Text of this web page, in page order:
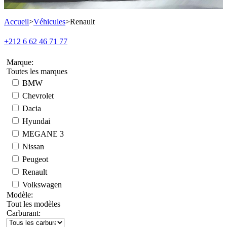
Accueil>Véhicules>Renault
+212 6 62 46 71 77
Marque:
Toutes les marques
BMW
Chevrolet
Dacia
Hyundai
MEGANE 3
Nissan
Peugeot
Renault
Volkswagen
Modèle:
Tout les modèles
Carburant: